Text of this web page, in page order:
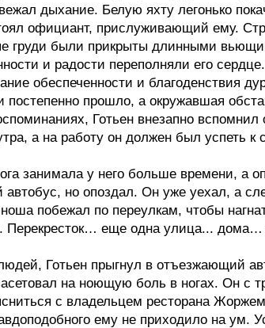
дыхание. Белую яхту легонько
официант, прислуживающий ему.
груди были прикрыты длинными
и радости переполняли его
обеспеченности и благоденствия
прошло, а окружавшая
Готьен внезапно вспомнил
а на работу он должен был успеть к
занимала у него больше времени, а
автобус, но опоздал. Он уже уехал, а
побежал по переулкам, чтобы
Перекресток… еще одна улица...
Готьен прыгнул в отъезжающий
на ноющую боль в ногах. Он с
с владельцем ресторана
ему не приходило на ум.